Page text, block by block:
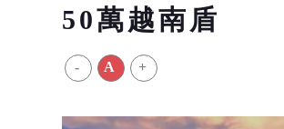
50萬越南盾
- A +